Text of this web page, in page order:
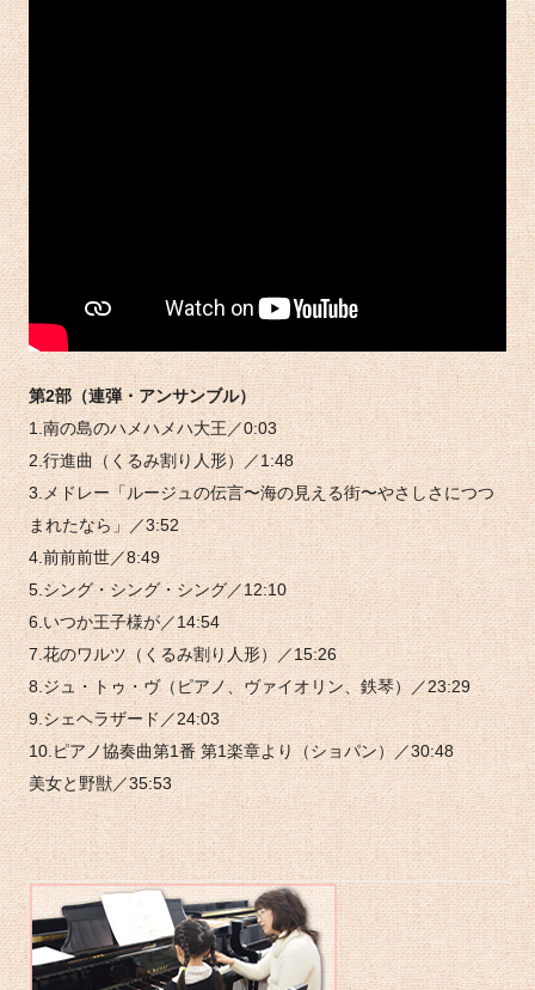
第2部（連弾・アンサンブル）
1.南の島のハメハメハ大王／0:03
2.行進曲（くるみ割り人形）／1:48
3.メドレー「ルージュの伝言〜海の見える街〜やさしさにつつ
まれたなら」／3:52
4.前前前世／8:49
5.シング・シング・シング／12:10
6.いつか王子様が／14:54
7.花のワルツ（くるみ割り人形）／15:26
8.ジュ・トゥ・ヴ（ピアノ、ヴァイオリン、鉄琴）／23:29
9.シェヘラザード／24:03
10.ピアノ協奏曲第1番 第1楽章より（ショパン）／30:48
美女と野獣／35:53
メ
イ
ン